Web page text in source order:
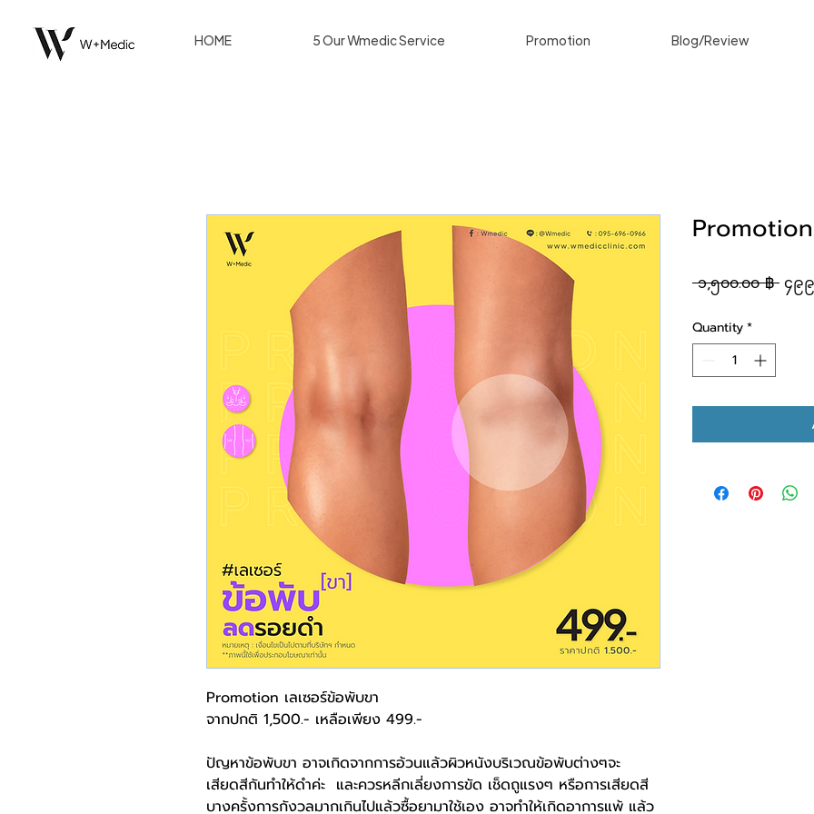
HOME 5 Our Wmedic Service Promotion Blog/Review
Promotion เลเซอร์ข้อพับขา
จากปกติ 1,500.- เหลือเพียง 499.-
ปัญหาข้อพับขา อาจเกิดจากการอ้วนแล้วผิวหนังบริเวณข้อพับต่างๆจะ
เสียดสีกันทำให้ดำค่ะ และควรหลีกเลี่ยงการขัด เช็ดถูแรงๆ หรือการเสียดสี
บางครั้งการกังวลมากเกินไปแล้วซื้อยามาใช้เอง อาจทำให้เกิดอาการแพ้ แล้ว
၁,၅၀၀.၀၀ ฿ ၄၉
Quantity*